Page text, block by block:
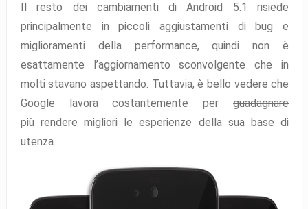
Il resto dei cambiamenti di Android 5.1 risiede
principalmente in piccoli aggiustamenti di bug e
miglioramenti della performance, quindi non è
esattamente l’aggiornamento sconvolgente che in
molti stavano aspettando. Tuttavia, è bello vedere che
Google lavora costantemente perguadagnare
piùrendere migliori le esperienze della sua base di
utenza.